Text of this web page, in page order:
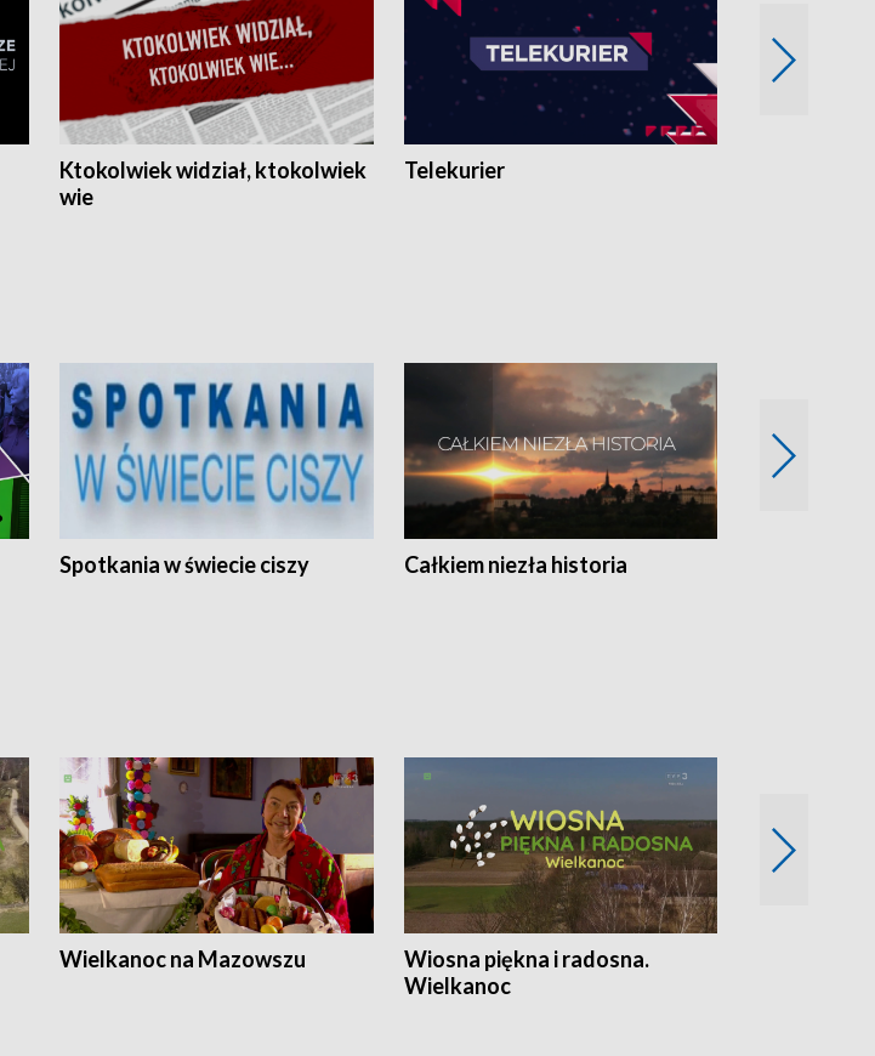
Ktokolwiek widział, ktokolwiek
wie
Telekurier
Spotkania w świecie ciszy Całkiem niezła historia
Wielkanoc na Mazowszu
Wiosna piękna i radosna.
Wielkanoc